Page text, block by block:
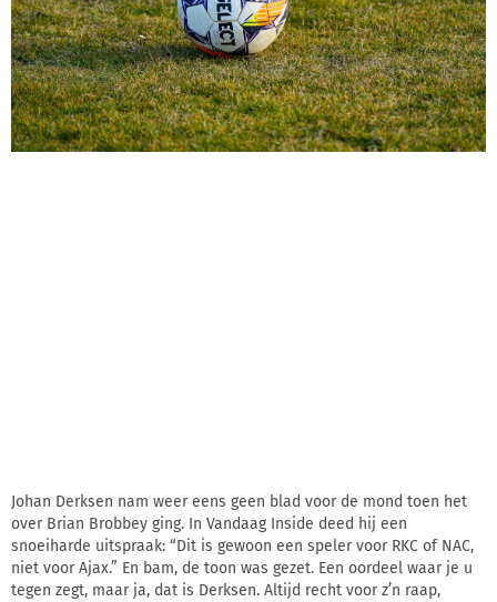
Johan Derksen nam weer eens geen blad voor de mond toen het
over Brian Brobbey ging. In Vandaag Inside deed hij een
snoeiharde uitspraak: “Dit is gewoon een speler voor RKC of NAC,
niet voor Ajax.” En bam, de toon was gezet. Een oordeel waar je u
tegen zegt, maar ja, dat is Derksen. Altijd recht voor z’n raap,